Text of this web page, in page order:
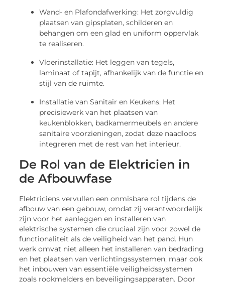
Wand- en Plafondafwerking: Het zorgvuldig
plaatsen van gipsplaten, schilderen en
behangen om een glad en uniform oppervlak
te realiseren.
Vloerinstallatie: Het leggen van tegels,
laminaat of tapijt, afhankelijk van de functie en
stijl van de ruimte.
Installatie van Sanitair en Keukens: Het
precisiewerk van het plaatsen van
keukenblokken, badkamermeubels en andere
sanitaire voorzieningen, zodat deze naadloos
integreren met de rest van het interieur.
De Rol van de Elektricien in
de Afbouwfase
Elektriciens vervullen een onmisbare rol tijdens de
afbouw van een gebouw, omdat zij verantwoordelijk
zijn voor het aanleggen en installeren van
elektrische systemen die cruciaal zijn voor zowel de
functionaliteit als de veiligheid van het pand. Hun
werk omvat niet alleen het installeren van bedrading
en het plaatsen van verlichtingssystemen, maar ook
het inbouwen van essentiële veiligheidssystemen
zoals rookmelders en beveiligingsapparaten. Door